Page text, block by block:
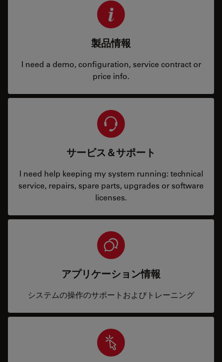
製品情報
I need a demo, configuration, service contract or
price info.
サービス＆サポート
I need help keeping my system running: technical
service, repairs, spare parts, upgrades or software
licenses.
アプリケーション情報
システムの操作のサポートおよびトレーニング